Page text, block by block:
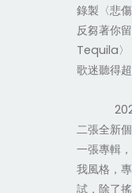
錄製〈悲
反芻著你
Tequila
歌迷聽得
二張全新
一張專輯
我風格，
試，除了